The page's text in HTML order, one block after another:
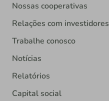
Nossas cooperativas
Relações com investidores
Trabalhe conosco
Notícias
Relatórios
Capital social